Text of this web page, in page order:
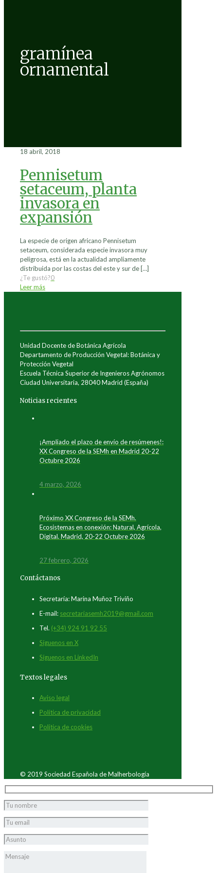
gramínea
ornamental
18 abril, 2018
Pennisetum
setaceum, planta
invasora en
expansión
La especie de origen africano Pennisetum
setaceum, considerada especie invasora muy
peligrosa, está en la actualidad ampliamente
distribuida por las costas del este y sur de […]
¿Te gustó?0
Leer más
Unidad Docente de Botánica Agrícola
Departamento de Producción Vegetal: Botánica y
Protección Vegetal
Escuela Técnica Superior de Ingenieros Agrónomos
Ciudad Universitaria, 28040 Madrid (España)
Noticias recientes
¡Ampliado el plazo de envío de resúmenes!:
XX Congreso de la SEMh en Madrid 20-22
Octubre 2026
4 marzo, 2026
Próximo XX Congreso de la SEMh.
Ecosistemas en conexión: Natural, Agrícola,
Digital. Madrid, 20-22 Octubre 2026
27 febrero, 2026
Contáctanos
Secretaría: Marina Muñoz Triviño
E-mail: secretariasemh2019@gmail.com
Tel. (+34) 924 91 92 55
Síguenos en X
Síguenos en LinkedIn
Textos legales
Aviso legal
Política de privacidad
Política de cookies
© 2019 Sociedad Española de Malherbología